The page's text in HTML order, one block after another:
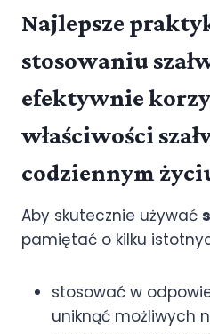
Najlepsze
stosowaniu
efektywnie
właściwości
codziennym
Aby skutecznie używać
pamiętać o kilku
stosować w
uniknąć możliwych